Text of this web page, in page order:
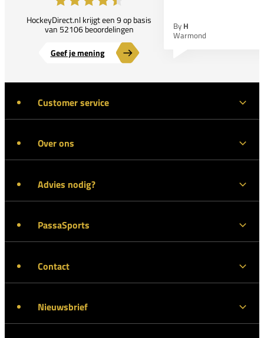
HockeyDirect.nl krijgt een 9 op basis
van 52106 beoordelingen
Geef je mening
By H
Warmond
Customer service
Over ons
Advies nodig?
PassaSports
Contact
Nieuwsbrief